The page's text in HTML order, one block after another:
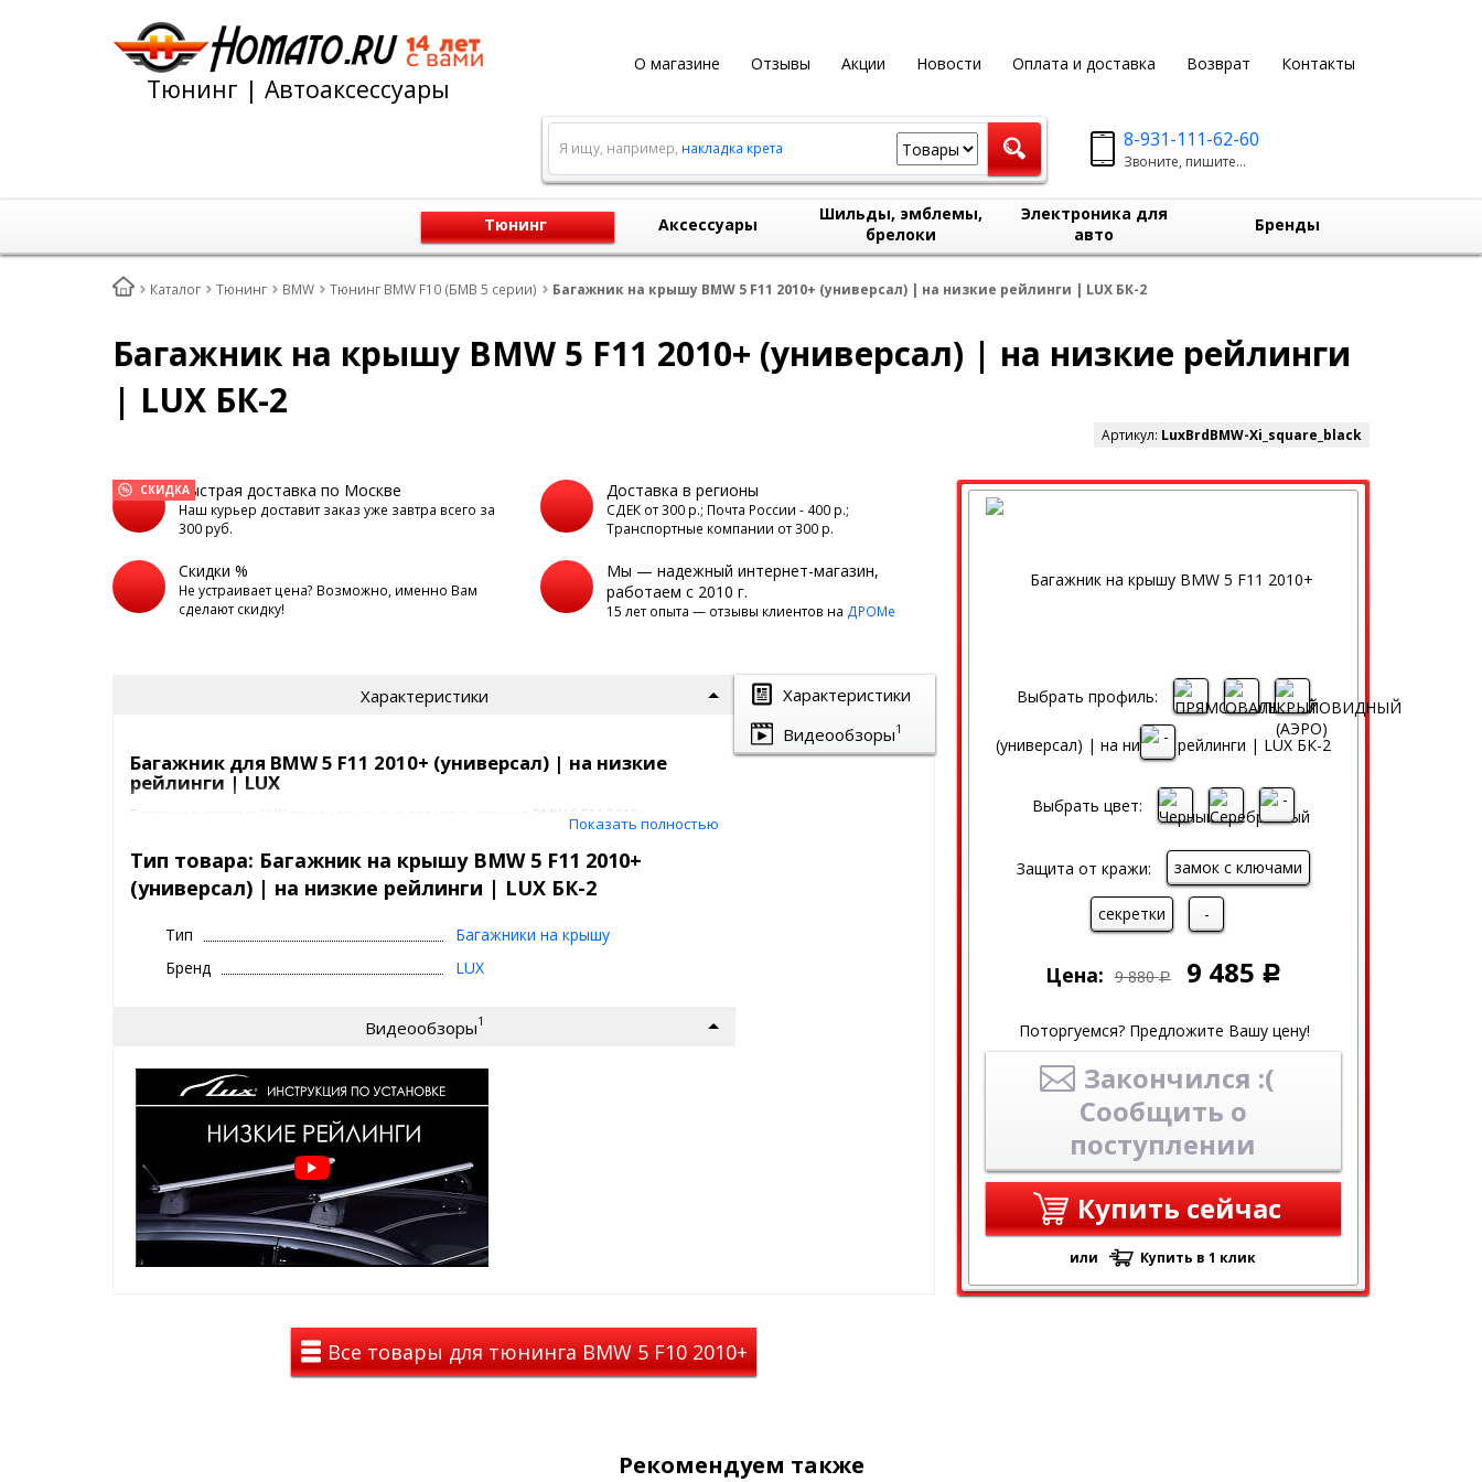
О магазине Отзывы Акции Новости Оплата и доставка Возврат Контакты
Тюнинг | Автоаксессуары
8-931-111-62-60
Звоните, пишите...
Я ищу, например, накладка крета
Тюнинг Аксессуары
Шильды, эмблемы,
брелоки
Электроника для
авто
Бренды
Каталог Тюнинг BMW Тюнинг BMW F10 (БМВ 5 серии) Багажник на крышу BMW 5 F11 2010+ (универсал) | на низкие рейлинги | LUX БК-2
Багажник на крышу BMW 5 F11 2010+ (универсал) | на низкие рейлинги
| LUX БК-2
Артикул: LuxBrdBMW-Xi_square_black
СКИДКА
Выбрать профиль:
Выбрать цвет:
Защита от кражи: замок с ключами
секретки -
Цена: 9 880 Р 9 485 Р
Поторгуемся? Предложите Вашу цену!
Закончился :(
Сообщить о
поступлении
Купить сейчас
или Купить в 1 клик
Быстрая доставка по Москве
Наш курьер доставит заказ уже завтра всего за
300 руб.
Доставка в регионы
СДЕК от 300 р.; Почта России - 400 р.;
Транспортные компании от 300 р.
Скидки %
Не устраивает цена? Возможно, именно Вам
сделают скидку!
Мы — надежный интернет-магазин,
работаем с 2010 г.
15 лет опыта — отзывы клиентов на ДРОМе
Характеристики
Видеообзоры1
Характеристики
Багажник для BMW 5 F11 2010+ (универсал) | на низкие
рейлинги | LUX
Багажная система LUX предназначена для установки на BMW 5 F11 2010+
Багажник ЛЮКС представляет собой
2 поперечины
Багажник LUX имеет защиту от кражи:
замок с ключами
(нужен спец ключик - в комплекте)
1. ПРЯМОУГОЛЬНЫЙ- усиленныйстальной
прямоугольного сечения 22х32 мм. покрытый черным пластиком для
защиты от коррозии. Для снижения шума при движении, с торцов профиль
закрыт пластиковыми заглушками, а пазы крепления опор закрыты
резиновыми уплотнителями.
2. ОВАЛЬНЫЙ-алюминиевыйпрофиль овального сечения, шириной 52
мм, с серым анодированным покрытием. Для снижения шума при движении,
с торцов профиль закрыт пластиковыми заглушками, а пазы крепления
опор закрыты резиновыми уплотнителями. Сверху профиля
(евро слот) шириной 11 мм для крепления дополнительных аксессуаров, по
умолчанию закрытый резиновым уплотнителем. Такой уплотнитель
3. КРЫЛОВИДНЫЙ (АЭРО)- усиленныйалюминиевыйпрофиль овального
аэродинамического крыловидного сечения, шириной 82 мм, с черным
анодированным покрытием, заметноуменьшающий шумво время
резиновым уплотнителем. Такой уплотнитель удобен тем, что не
Показать полностью
Тип товара: Багажник на крышу BMW 5 F11 2010+
(универсал) | на низкие рейлинги | LUX БК-2
Тип
Багажники на крышу
Бренд
LUX
Видеообзоры1
Все товары для тюнинга BMW 5 F10 2010+
Рекомендуем также